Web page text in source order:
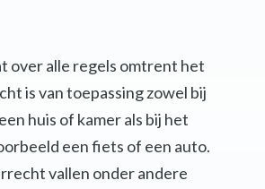
over alle regels omtrent het
is van toepassing zowel bij
huis of kamer als bij het
een fiets of een auto.
vallen onder andere